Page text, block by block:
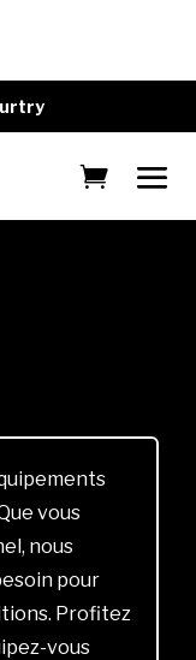
vous
nous
pour
Profitez
vous